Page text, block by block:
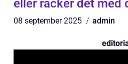
eller räcker det med
08 september 2025 admin